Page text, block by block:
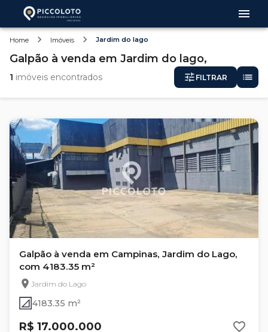
Home Imóveis Jardim do lago
Galpão à venda em Jardim do lago,
1 imóveis encontrados FILTRAR
Galpão à venda em Campinas, Jardim do Lago,
com 4183.35 m²
Jardim do Lago
4183.35 m²
R$ 17.000.000